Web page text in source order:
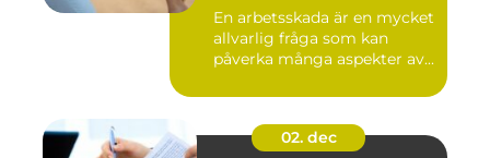
En arbetsskada är en mycket
allvarlig fråga som kan
påverka många aspekter av...
02. dec